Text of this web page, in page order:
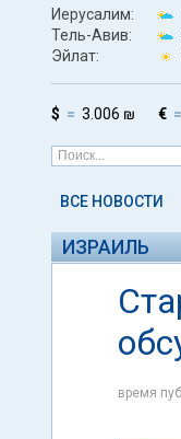
Иерусалим:
Тель-Авив:
Эйлат:
$ 3.006 ₪ €
ВСЕ НОВОСТИ
ИЗРАИЛЬ
время